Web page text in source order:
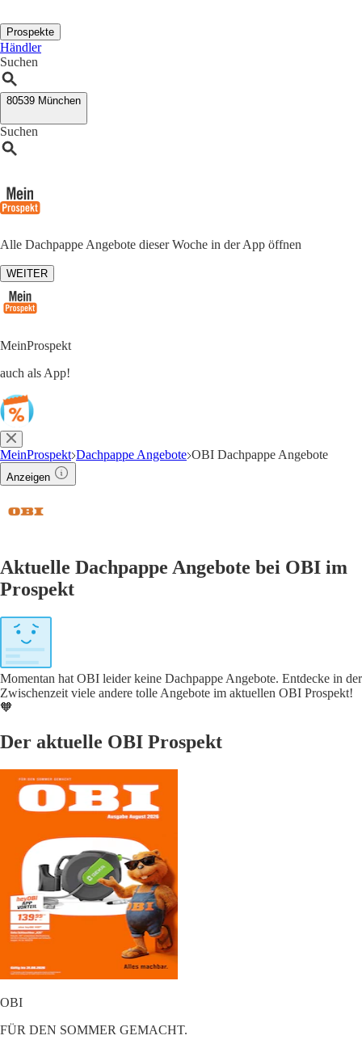
Prospekte
Händler
Suchen
80539 München
Suchen
Alle Dachpappe Angebote dieser Woche in der App öffnen
WEITER
MeinProspekt
auch als App!
MeinProspekt Dachpappe Angebote OBI Dachpappe Angebote
Anzeigen
Aktuelle Dachpappe Angebote bei OBI im
Prospekt
Momentan hat OBI leider keine Dachpappe Angebote. Entdecke in der
Zwischenzeit viele andere tolle Angebote im aktuellen OBI Prospekt!
🧡
Der aktuelle OBI Prospekt
OBI
FÜR DEN SOMMER GEMACHT.